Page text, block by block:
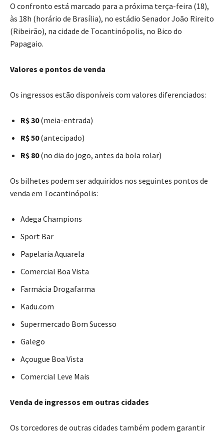
O confronto está marcado para a próxima terça-feira (18),
às 18h (horário de Brasília), no estádio Senador João Rireito
(Ribeirão), na cidade de Tocantinópolis, no Bico do
Papagaio.
Valores e pontos de venda
Os ingressos estão disponíveis com valores diferenciados:
R$ 30(meia-entrada)
R$ 50(antecipado)
R$ 80(no dia do jogo, antes da bola rolar)
Os bilhetes podem ser adquiridos nos seguintes pontos de
venda em Tocantinópolis:
Adega Champions
Sport Bar
Papelaria Aquarela
Comercial Boa Vista
Farmácia Drogafarma
Kadu.com
Supermercado Bom Sucesso
Galego
Açougue Boa Vista
Comercial Leve Mais
Venda de ingressos em outras cidades
Os torcedores de outras cidades também podem garantir